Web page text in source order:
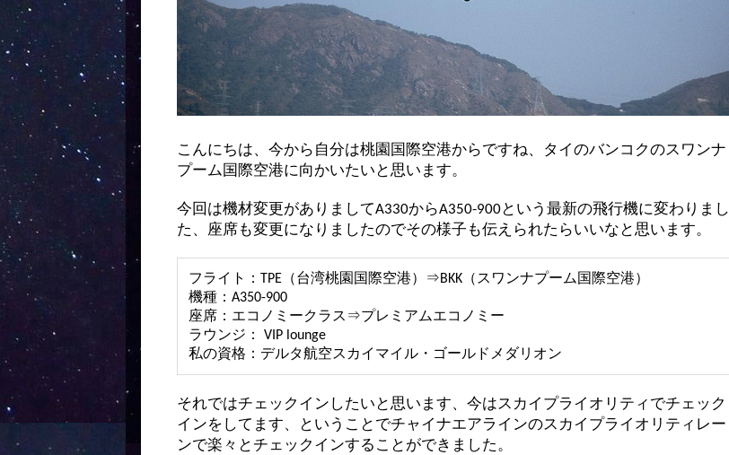
こんにちは、今から自分は桃園国際空港からですね、タイのバンコクのスワンナ
プーム国際空港に向かいたいと思います。
今回は機材変更がありましてA330からA350-900という最新の飛行機に変わりまし
た、座席も変更になりましたのでその様子も伝えられたらいいなと思います。
フライト：TPE（台湾桃園国際空港）⇒BKK（スワンナプーム国際空港）
機種：A350-900
座席：エコノミークラス⇒プレミアムエコノミー
ラウンジ： VIP lounge
私の資格：デルタ航空スカイマイル・ゴールドメダリオン
それではチェックインしたいと思います、今はスカイプライオリティでチェック
インをしてます、ということでチャイナエアラインのスカイプライオリティレー
ンで楽々とチェックインすることができました。